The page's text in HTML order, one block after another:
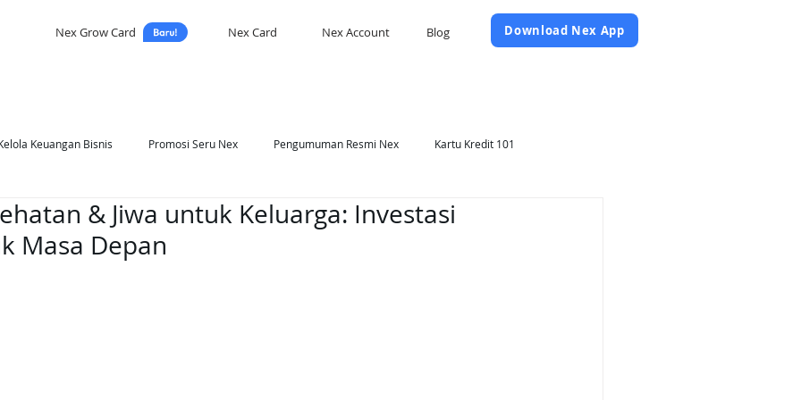
Daftar Sekarang
Nex Grow Card Nex Card Nex Account Blog Download Nex App
Keuangan Bisnis Promosi Seru Nex Pengumuman Resmi Nex Kartu Kredit 101
Nex Self Development
& Jiwa untuk Keluarga: Investasi
Masa Depan